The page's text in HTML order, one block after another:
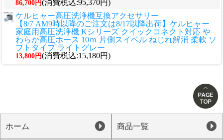
86,700円(消費税込:95,370円)
ケルヒャー高圧洗浄機互換アクセサリー
【8/7 AM9時以降のご注文は8/17以降出荷】ケルヒャー
家庭用高圧洗浄機 Kシリーズ クイックコネクト対応 や
わらか高圧ホース 10ｍ 片側スイベル ねじれ解消 柔軟 ソ
フトタイプ ライトグレー
13,800円(消費税込:15,180円)
ホーム 商品一覧